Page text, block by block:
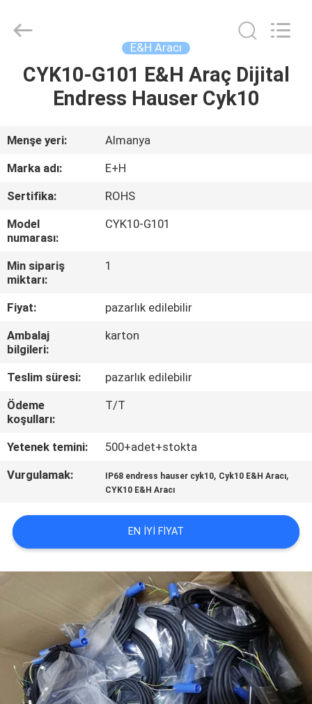
ANA
SAYFA
ÜRÜNLER
HAKKIMIZDA
FABRIKA
TURU
KALITE
BIZE
TEKLIF
SITE
HARITASI
GIZLILIK
POLITIKASI
Reserved.
E&H Aracı
CYK10-G101 E&H Araç Dijital
Endress Hauser Cyk10
Menşe yeri:
Almanya
Marka adı:
E+H
Sertifika:
ROHS
Model
numarası:
CYK10-G101
Min sipariş
miktarı:
1
Fiyat:
pazarlık edilebilir
Ambalaj
bilgileri:
karton
Teslim süresi:
pazarlık edilebilir
Ödeme
koşulları:
T/T
Yetenek temini:
500+adet+stokta
Vurgulamak:
IP68 endress hauser cyk10, Cyk10 E&H Aracı,
CYK10 E&H Aracı
EN IYI FIYAT